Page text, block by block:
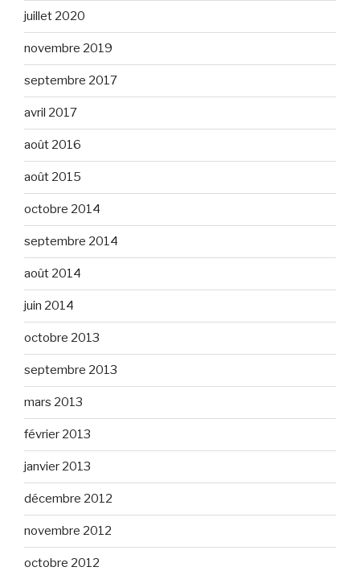
juillet 2020
novembre 2019
septembre 2017
avril 2017
août 2016
août 2015
octobre 2014
septembre 2014
août 2014
juin 2014
octobre 2013
septembre 2013
mars 2013
février 2013
janvier 2013
décembre 2012
novembre 2012
octobre 2012